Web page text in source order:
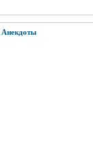
Анекдоты